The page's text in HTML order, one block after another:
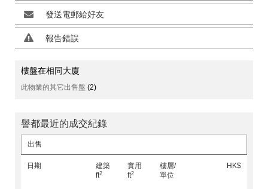
發送電郵給好友
報告錯誤
樓盤在相同大廈
此物業的其它出售盤 (2)
譽都最近的成交紀錄
出售
日期
建築
ft2
實用
ft2
樓層/
單位
HK$